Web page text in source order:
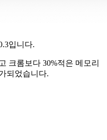
입니다.
크롬보다 30%적은 메모리
되었습니다.